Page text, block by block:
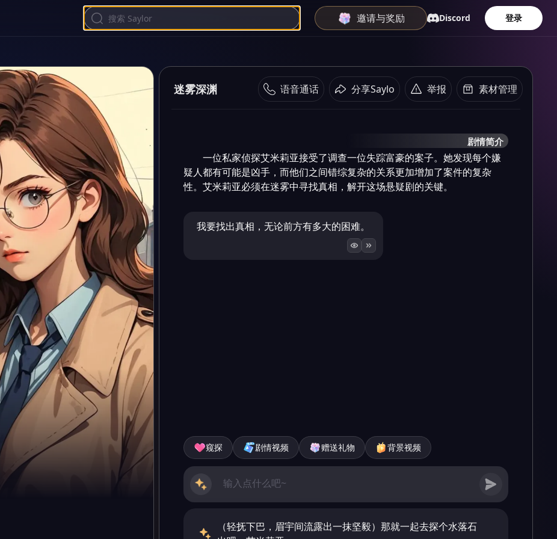
邀请与奖励 Discord 登录
迷雾深渊 语音通话 分享Saylo 举报 素材管理
剧情简介
一位私家侦探艾米莉亚接受了调查一位失踪富豪的案子。她发现每个嫌
疑人都有可能是凶手，而他们之间错综复杂的关系更加增加了案件的复杂
性。艾米莉亚必须在迷雾中寻找真相，解开这场悬疑剧的关键。
我要找出真相，无论前方有多大的困难。
窥探 剧情视频 赠送礼物 背景视频
（轻抚下巴，眉宇间流露出一抹坚毅）那就一起去探个水落石